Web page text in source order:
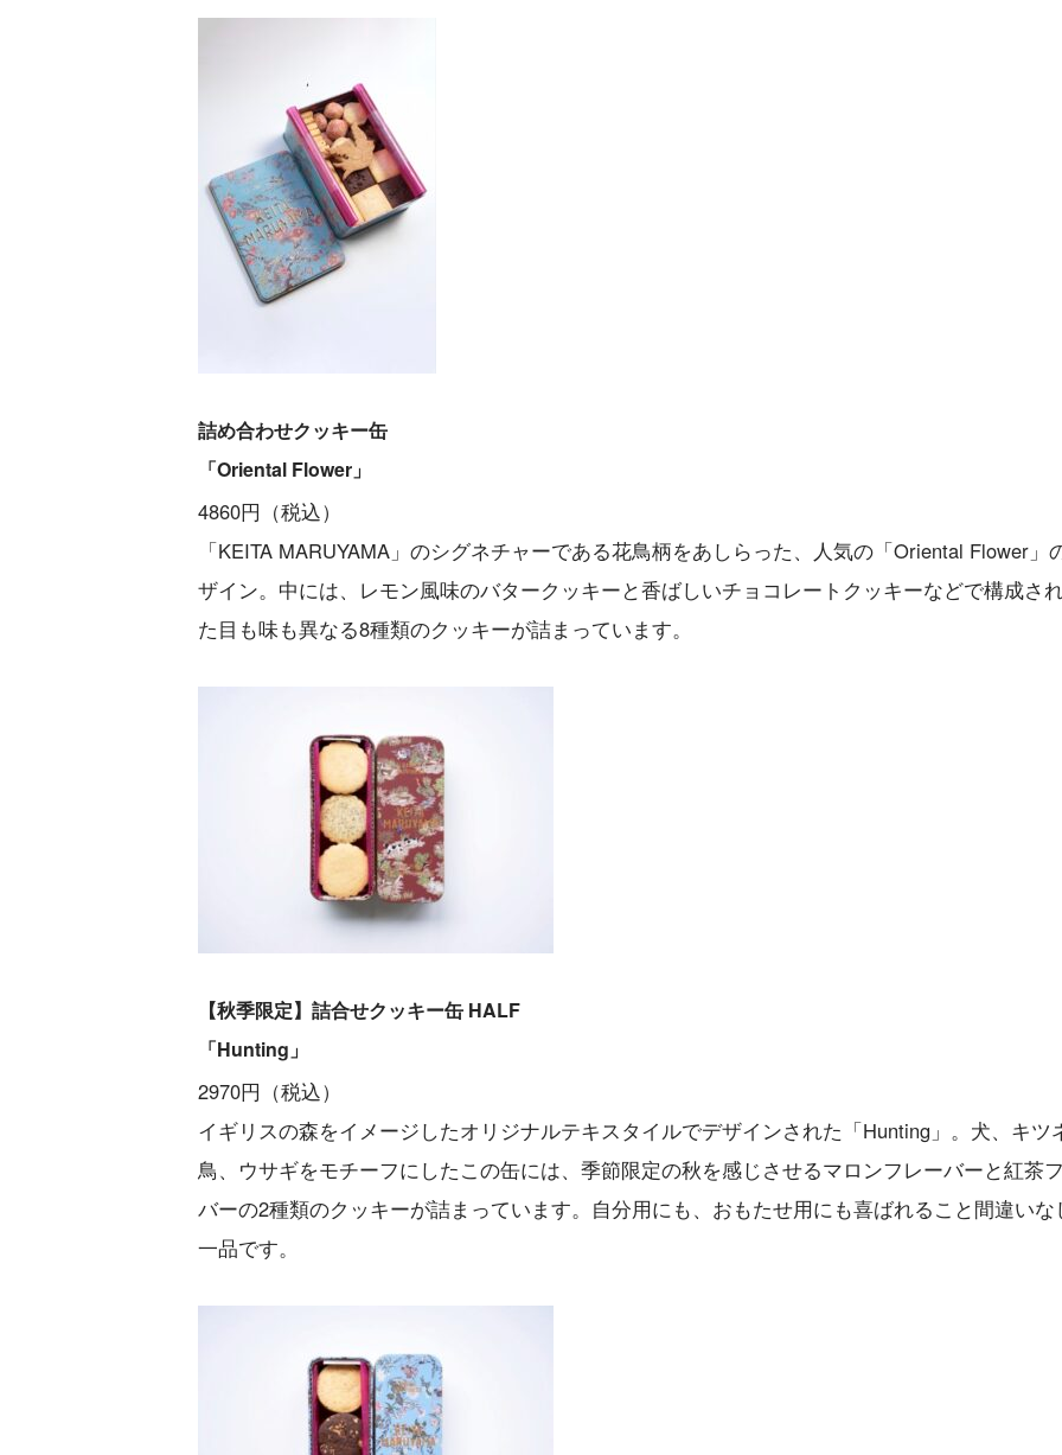
詰め合わせクッキー缶
「Oriental Flower」
4860円（税込）
「KEITA MARUYAMA」のシグネチャーである花鳥柄をあしらった、人気の「Oriental Flower」
ザイン。中には、レモン風味のバタークッキーと香ばしいチョコレートクッキーなどで構成さ
た目も味も異なる8種類のクッキーが詰まっています。
【秋季限定】詰合せクッキー缶 HALF
「Hunting」
2970円（税込）
イギリスの森をイメージしたオリジナルテキスタイルでデザインされた「Hunting」。犬、キツ
鳥、ウサギをモチーフにしたこの缶には、季節限定の秋を感じさせるマロンフレーバーと紅茶
バーの2種類のクッキーが詰まっています。自分用にも、おもたせ用にも喜ばれること間違いな
一品です。